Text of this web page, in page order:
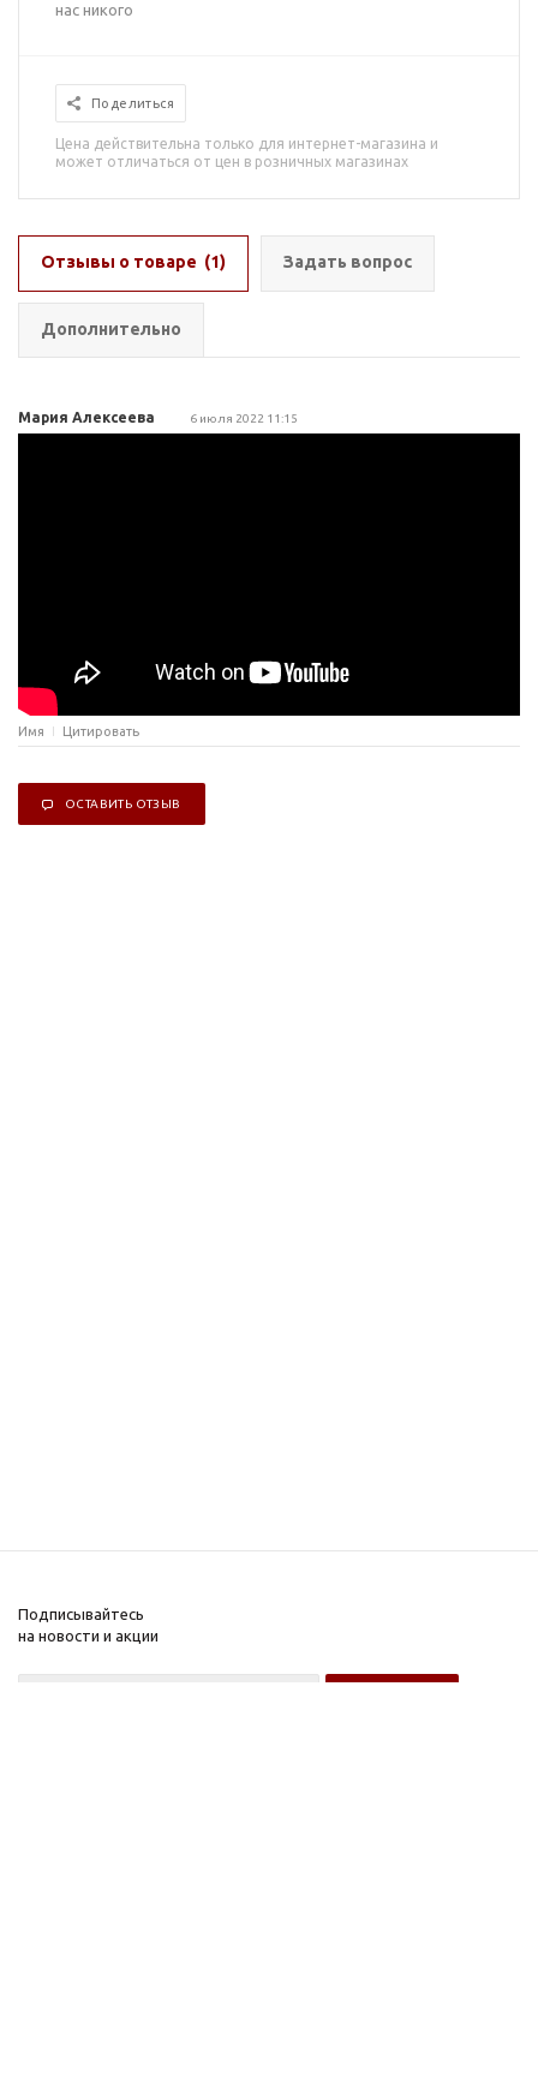
нас никого
Поделиться
Цена действительна только для интернет-магазина и
может отличаться от цен в розничных магазинах
Отзывы о товаре (1) Задать вопрос
Дополнительно
Мария Алексеева 6 июля 2022 11:15
Имя Цитировать
ОСТАВИТЬ ОТЗЫВ
Подписывайтесь
на новости и акции